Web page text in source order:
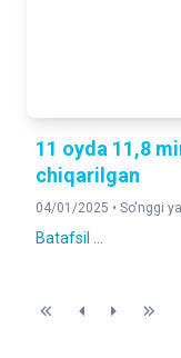
11 oyda 11,8
chiqarilgan
04/01/2025 • So'nggi
Batafsil ...